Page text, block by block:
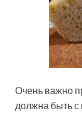
Очень важно
должна быть